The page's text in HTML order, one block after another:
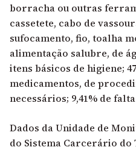
borracha ou outras
cassetete, cabo de
sufocamento, fio, toalha
alimentação salubre, de
itens básicos de higiene;
medicamentos, de
necessários; 9,41% de
Dados da Unidade de
do Sistema Carcerário do